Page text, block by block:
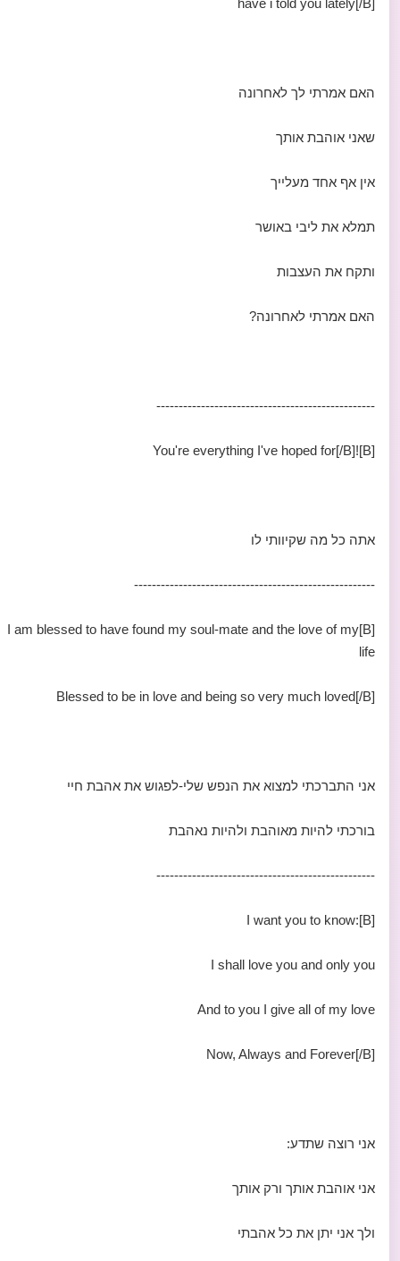
have i told you lately[/B]
האם אמרתי לך לאחרונה
שאני אוהבת אותך
אין אף אחד מעלייך
תמלא את ליבי באושר
ותקח את העצבות
האם אמרתי לאחרונה?
-------------------------------------------------
[B]!You're everything I've hoped for[/B]
אתה כל מה שקיוותי לו
------------------------------------------------------
[B]I am blessed to have found my soul-mate and the love of my
life
Blessed to be in love and being so very much loved[/B]
אני התברכתי למצוא את הנפש שלי-לפגוש את אהבת חיי
בורכתי להיות מאוהבת ולהיות נאהבת
-------------------------------------------------
[B]:I want you to know
I shall love you and only you
And to you I give all of my love
Now, Always and Forever[/B]
אני רוצה שתדע:
אני אוהבת אותך ורק אותך
ולך אני יתן את כל אהבתי